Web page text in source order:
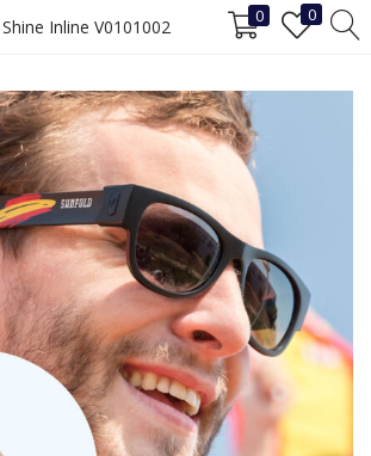
Inline V0101002 0 0
SESIÓN REGISTRO
de usuario y contraseña para iniciar sesión.
Iniciar Sesión
¿Ha perdido la contraseña?